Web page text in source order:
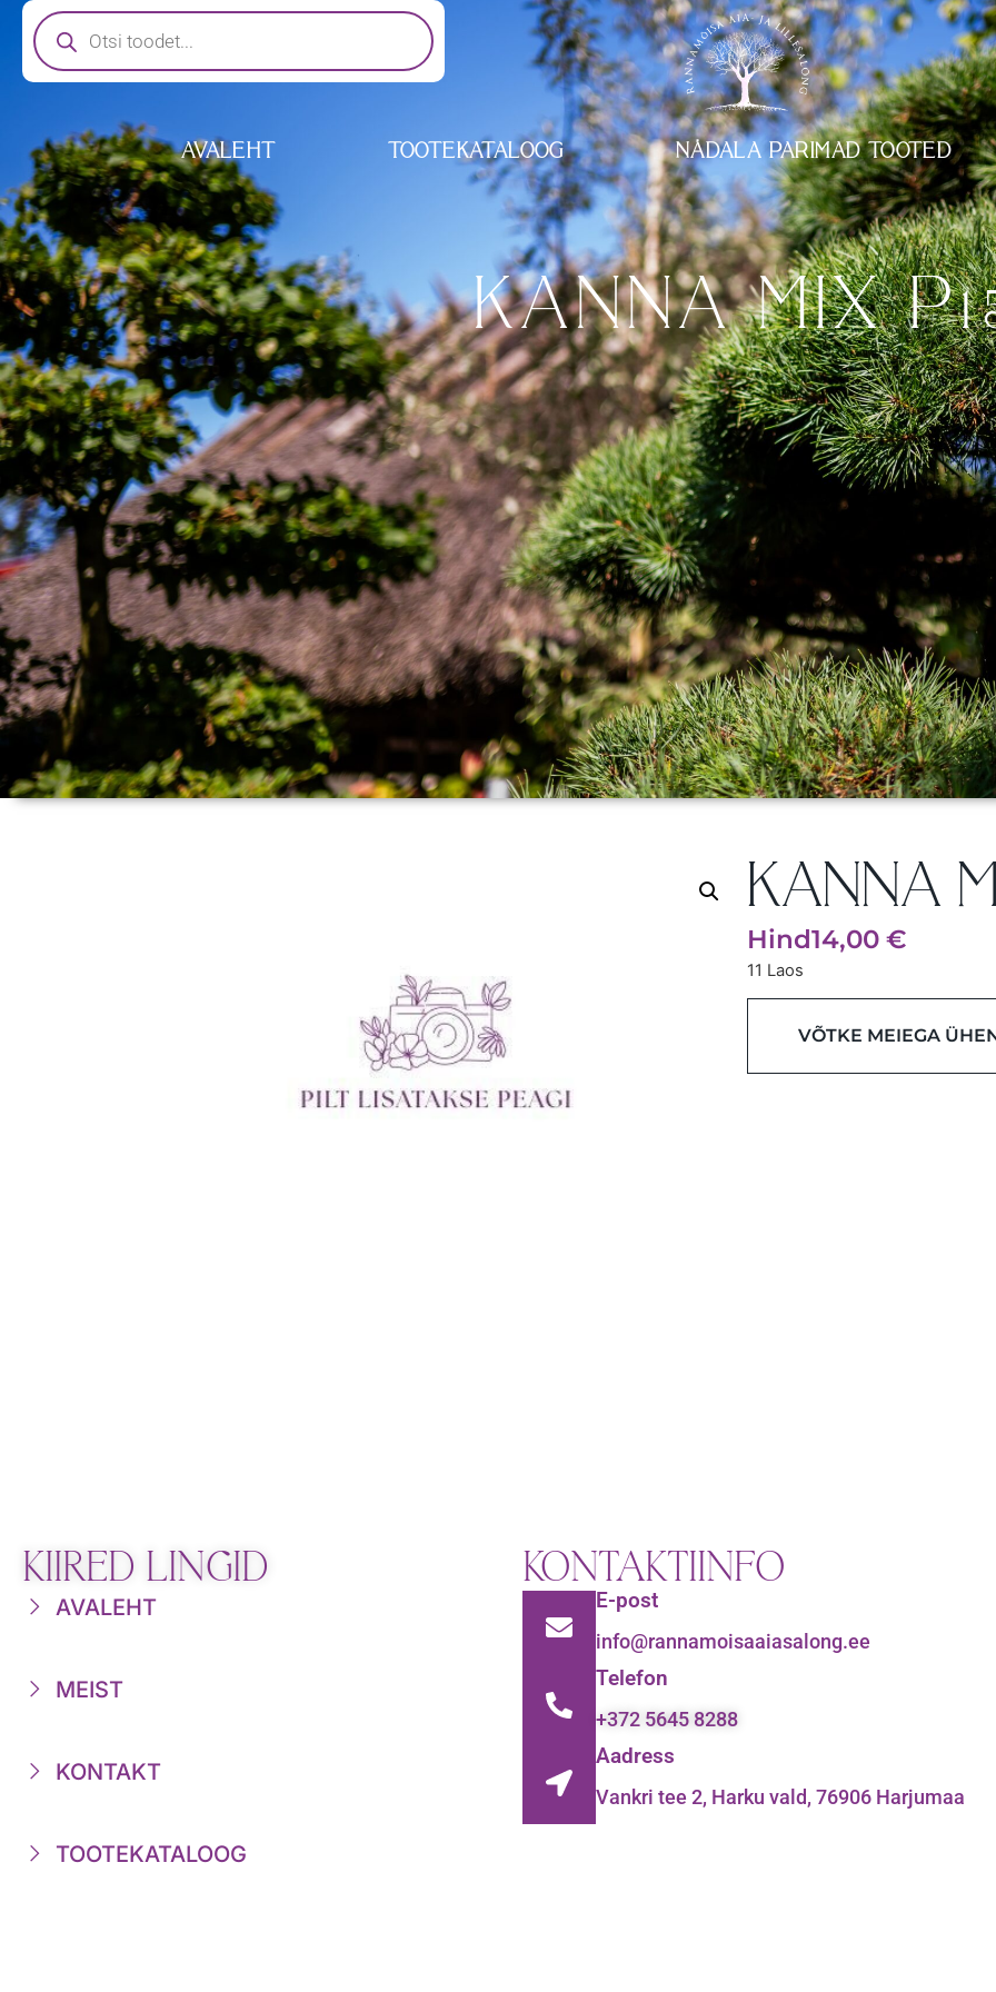
AVALEHT TOOTEKATALOOG NÄDALA PARIMAD TOOTED
KANNA MIX
KANNA
Hind14,00 €
11 Laos
VÕTKE MEIEGA
KIIRED LINGID
AVALEHT
MEIST
KONTAKT
TOOTEKATALOOG
KONTAKTIINFO
E-post
info@rannamoisaaiasalong.ee
Telefon
+372 5645 8288
Aadress
Vankri tee 2, Harku vald, 76906 Harjumaa